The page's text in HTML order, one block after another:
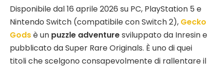
Disponibile dal 16 aprile 2026 su PC, PlayStation 5 e
Nintendo Switch (compatibile con Switch 2), Gecko
Godsè un puzzle adventuresviluppato da Inresin e
pubblicato da Super Rare Originals. È uno di quei
titoli che scelgono consapevolmente di rallentare il